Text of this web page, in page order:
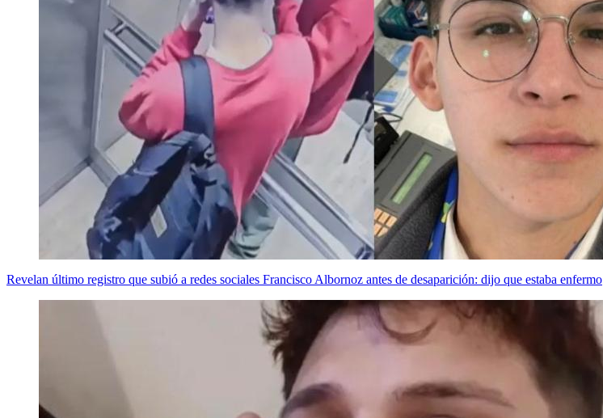
Revelan último registro que subió a redes sociales Francisco Albornoz antes de desaparición: dijo que estaba enfermo